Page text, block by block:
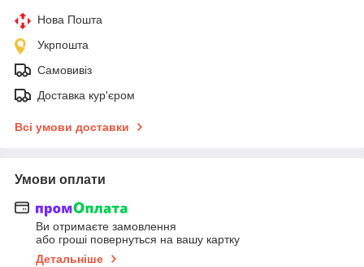
Нова Пошта
Укрпошта
Самовивіз
Доставка кур'єром
Всі умови доставки
Умови оплати
Ви отримаєте замовлення
або гроші повернуться на вашу картку
Детальніше